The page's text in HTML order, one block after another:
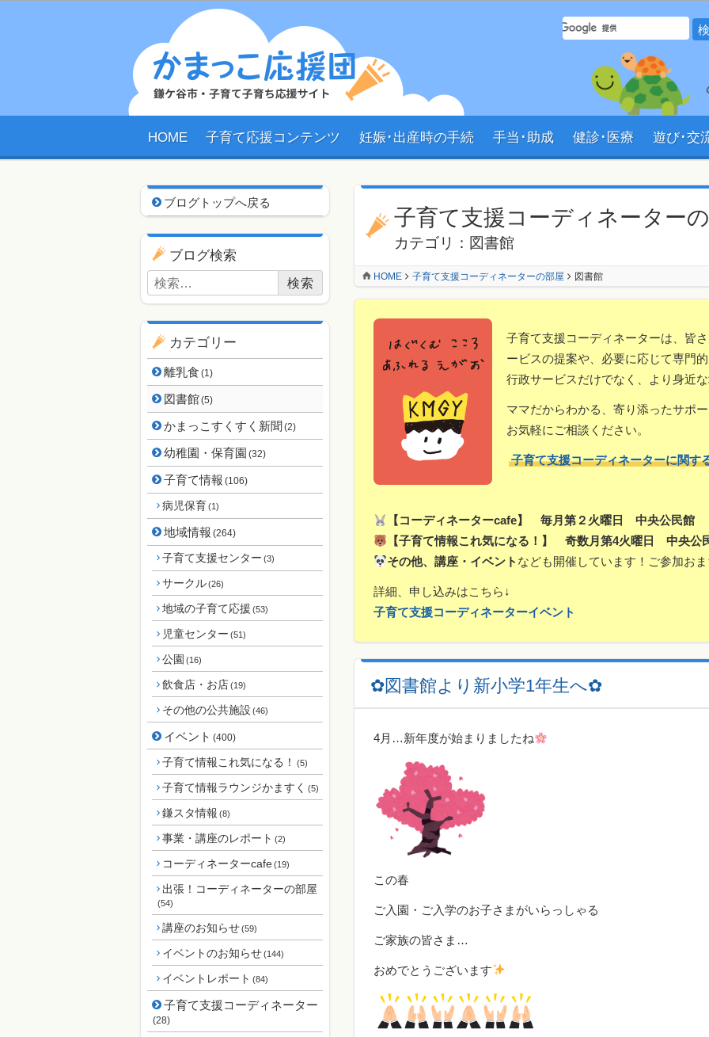
サイト内 検索フォーム
HOME 子育て応援コンテンツ 妊娠･出産時の手続 手当･助成 健診･医療 遊び･交
子育て支援コーディネーター
カテゴリ：図書館
HOME 子育て支援コーディネーターの部屋 図書館
子育て支援コーディネーターは、皆
ービスの提案や、必要に応じて専門
行政サービスだけでなく、より身近
ママだからわかる、寄り添ったサポ
お気軽にご相談ください。
子育て支援コーディネーターに関す
【コーディネーターcafe】 毎月第２火曜日 中央公民館
【子育て情報これ気になる！】 奇数月第4火曜日 中央公
その他、講座・イベント なども開催しています！ご参加お
詳細、申し込みはこちら↓
子育て支援コーディネーターイベント
✿図書館より新小学1年生へ✿
4月…新年度が始まりましたね
この春
ご入園・ご入学のお子さまがいらっしゃる
ご家族の皆さま…
おめでとうございます
ブログ用ナビゲーション
ブログトップへ戻る
ブログ検索
検索:
カテゴリー
離乳食 (1)
図書館(5)
かまっこすくすく新聞 (2)
幼稚園・保育園 (32)
子育て情報 (106)
病児保育(1)
地域情報 (264)
子育て支援センター (3)
サークル(26)
地域の子育て応援 (53)
児童センター (51)
公園 (16)
飲食店・お店(19)
その他の公共施設 (46)
イベント (400)
子育て情報これ気になる！ (5)
子育て情報ラウンジかますく (5)
鎌スタ情報 (8)
事業・講座のレポート (2)
コーディネーターcafe(19)
出張！コーディネーターの部屋
(54)
講座のお知らせ(59)
イベントのお知らせ(144)
イベントレポート (84)
子育て支援コーディネーター
(28)